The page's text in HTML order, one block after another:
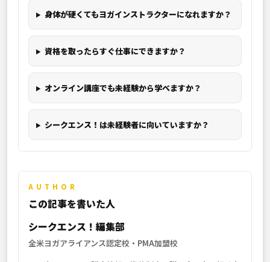
身体が硬くてもヨガインストラクターになれますか？
資格を取ったらすぐ仕事にできますか？
オンライン講座でも未経験から学べますか？
シークエンス！は未経験者に向いていますか？
AUTHOR
この記事を書いた人
シークエンス！編集部
全米ヨガアライアンス認定校・PMA加盟校